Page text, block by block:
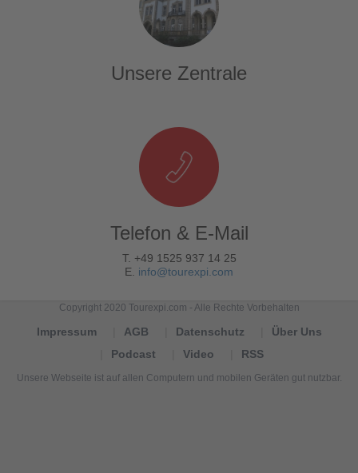
Unsere Zentrale
Telefon & E-Mail
T. +49 1525 937 14 25
E. info@tourexpi.com
Copyright 2020 Tourexpi.com - Alle Rechte Vorbehalten
Impressum AGB Datenschutz
Über Uns
Podcast
Video RSS
Unsere Webseite ist auf allen Computern und mobilen Geräten gut nutzbar.